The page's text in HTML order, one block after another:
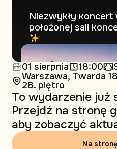
Niezwykły кoncert
położonej sali
01 sierpnia 18:00
Warszawa, Twarda
28. piętro
To wydarzenie już
Przejdź na stronę
aby zobaczyć
Na